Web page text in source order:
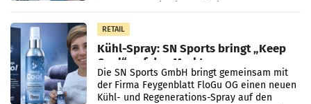
RETAIL
Kühl-Spray: SN Sports bringt „Keep
Cool“ auf den Markt
Die SN Sports GmbH bringt gemeinsam mit
der Firma Feygenblatt FloGu OG einen neuen
Kühl- und Regenerations-Spray auf den